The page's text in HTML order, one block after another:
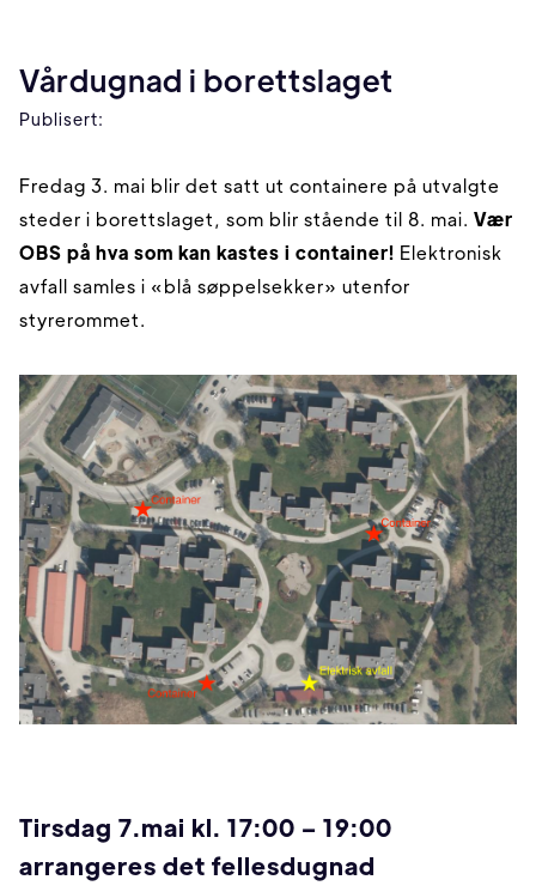
Vårdugnad i borettslaget
Publisert:
Fredag 3. mai blir det satt ut containere på utvalgte
steder i borettslaget, som blir stående til 8. mai. Vær
OBS på hva som kan kastes i container! Elektronisk
avfall samles i «blå søppelsekker» utenfor
styrerommet.
Tirsdag 7.mai kl. 17:00 – 19:00
arrangeres det fellesdugnad